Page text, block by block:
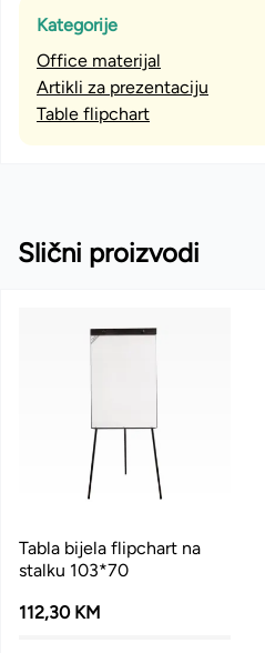
Kategorije
Office materijal
Artikli za prezentaciju
Table flipchart
Slični proizvodi
Tabla bijela flipchart na
stalku 103*70
112,30 KM